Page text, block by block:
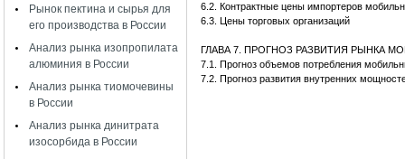
Рынок пектина и сырья для
его производства в России
Анализ рынка изопропилата
алюминия в России
Анализ рынка тиомочевины
в России
Анализ рынка динитрата
изосорбида в России
6.2. Контрактные цены импортеров
6.3. Цены торговых организаций
ГЛАВА 7. ПРОГНОЗ РАЗВИТИЯ РЫНКА
7.1. Прогноз объемов потребления
7.2. Прогноз развития внутренних